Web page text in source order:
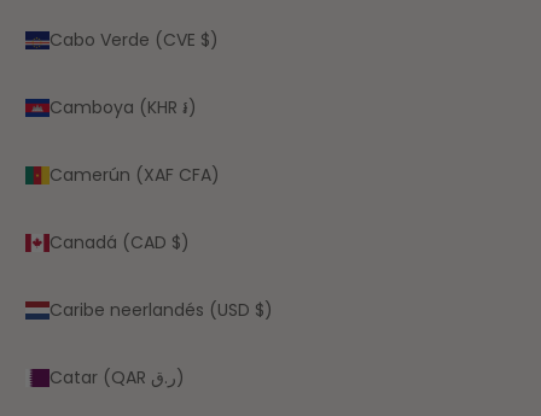
Cabo Verde (CVE $)
Camboya (KHR ៛)
Camerún (XAF CFA)
Canadá (CAD $)
Caribe neerlandés (USD $)
Catar (QAR ر.ق)